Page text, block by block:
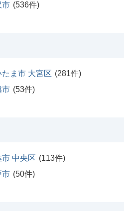
こだわりから探す
市 (536件)
たま市 大宮区 (281件)
市 (53件)
市 中央区 (113件)
市 (50件)